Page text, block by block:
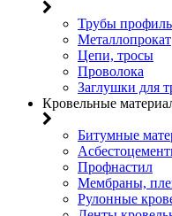
Трубы
Металлопрокат
Цепи, тросы
Проволока
Заглушки для
Кровельные
Битумные
Профнастил
Мембраны,
Рулонные